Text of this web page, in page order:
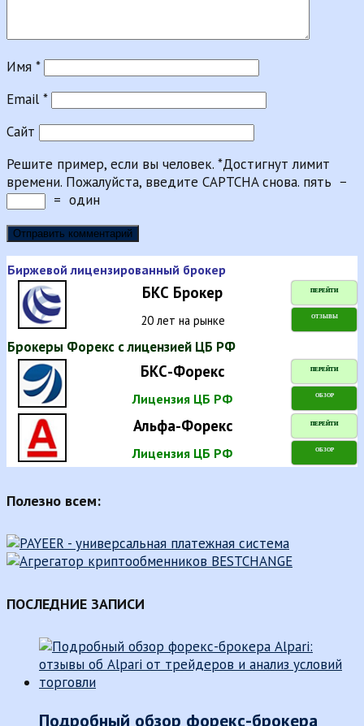
Имя *
Email *
Сайт
Решите пример, если вы человек. *Достигнут лимит
времени. Пожалуйста, введите CAPTCHA снова. пять −
= один
Биржевой лицензированный брокер
БКС Брокер ПЕРЕЙТИ
20 лет на рынке ОТЗЫВЫ
Брокеры Форекс с лицензией ЦБ РФ
БКС-Форекс ПЕРЕЙТИ
Лицензия ЦБ РФ ОБЗОР
Альфа-Форекс ПЕРЕЙТИ
Лицензия ЦБ РФ ОБЗОР
Полезно всем:
ПОСЛЕДНИЕ ЗАПИСИ
Подробный обзор форекс-брокера